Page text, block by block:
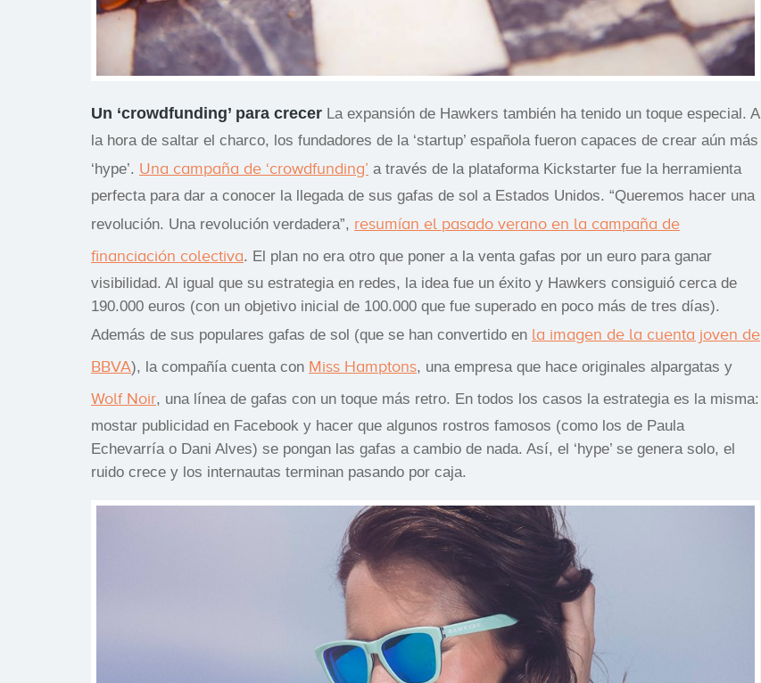
Un ‘crowdfunding’ para crecer La expansión de Hawkers también ha tenido un toque especial. A
la hora de saltar el charco, los fundadores de la ‘startup’ española fueron capaces de crear aún más
‘hype’. Una campaña de ‘crowdfunding’ a través de la plataforma Kickstarter fue la herramienta
perfecta para dar a conocer la llegada de sus gafas de sol a Estados Unidos. “Queremos hacer una
revolución. Una revolución verdadera”, resumían el pasado verano en la campaña de
financiación colectiva. El plan no era otro que poner a la venta gafas por un euro para ganar
visibilidad. Al igual que su estrategia en redes, la idea fue un éxito y Hawkers consiguió cerca de
190.000 euros (con un objetivo inicial de 100.000 que fue superado en poco más de tres días).
Además de sus populares gafas de sol (que se han convertido en la imagen de la cuenta joven de
BBVA), la compañía cuenta con Miss Hamptons, una empresa que hace originales alpargatas y
Wolf Noir, una línea de gafas con un toque más retro. En todos los casos la estrategia es la misma:
mostar publicidad en Facebook y hacer que algunos rostros famosos (como los de Paula
Echevarría o Dani Alves) se pongan las gafas a cambio de nada. Así, el ‘hype’ se genera solo, el
ruido crece y los internautas terminan pasando por caja.